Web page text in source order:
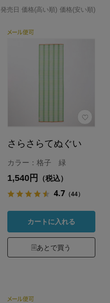
発売日 価格(高い順) 価格(安い順)
さらさらてぬぐい
カラー：格子 緑
1,540円 （税込）
4.7（44）
カートに入れる
あとで買う